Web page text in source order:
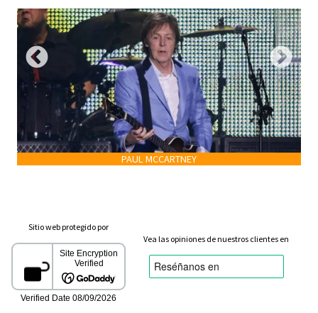
PAUL MCCARTNEY
Sitio web protegido por
Vea las opiniones de nuestros clientes en